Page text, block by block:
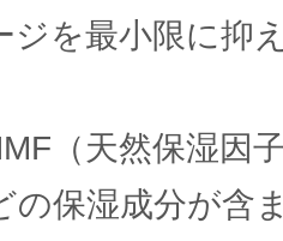
ジを最小限に抑
（天然保湿因
の保湿成分が含